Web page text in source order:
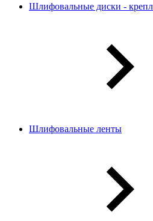
Шлифовальные диски -
Шлифовальные ленты